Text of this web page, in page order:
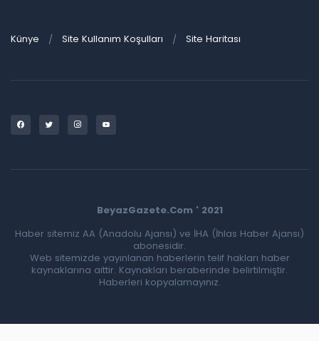
Künye Site Kullanım Koşulları Site Haritası
BeyazGazete.Com ' 2021
Haber sitemiz AA (Anadolu Ajansı) ve İHA (İhlas Haber Ajansı)
abonesidir.
Web sitemizde yayınlanan haberlerin telif hakları haber
kaynaklarına aittir. Kaynakları beraberinde belirtilmiştir.
Haberleri kopyalamayınız.